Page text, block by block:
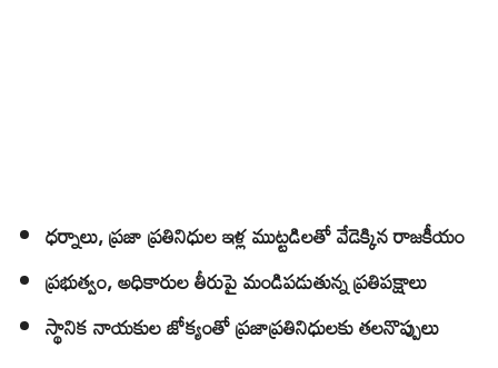
ధర్నాలు, ప్ర‌జా ప్ర‌తినిధుల ఇళ్ల ముట్టడిల‌తో వేడెక్కిన రాజ‌కీయం
ప్రభుత్వం, అధికారుల తీరుపై మండిపడుతున్న‌ ప్రతిపక్షాలు
స్థానిక నాయకుల జోక్యంతో ప్ర‌జాప్ర‌తినిధులకు త‌ల‌నొప్పులు